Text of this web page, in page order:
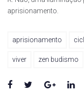
aprisionamento.
aprisionamento
viver zen budismo
Facebook
Twitter